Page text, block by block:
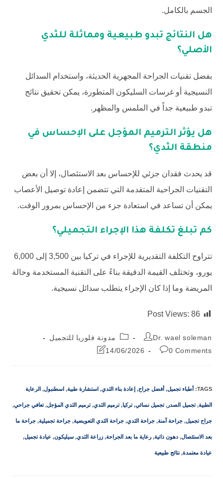
الجسم بالكامل.
هل النتائج تبدو طبيعية ومماثلة للثدي
الأصلي؟
بفضل تقنيات الجراحة المجهرية الحديثة، واستخدام السدائل
النسيجية أو غرسات السليكون المتطورة، يمكن تحقيق نتائج
تبدو طبيعية جداً في الملمس والمظهر.
هل يؤثر الترميم المؤجل على الإحساس في
منطقة الثدي؟
قد يحدث فقدان جزئي للإحساس بعد الاستئصال، إلا أن بعض
التقنيات الجراحية المتقدمة التي تتضمن إعادة توصيل الأعصاب
يمكن أن تساعد في استعادة جزء من الإحساس بمرور الوقت.
كم تبلغ تكلفة هذا الإجراء التجميلي؟
تتراوح التكلفة التقديرية للإجراء في تركيا بين 3,500 إلى 6,000
يورو، وتختلف القيمة الدقيقة بناءً على التقنية المستخدمة وحالة
المريضة وما إذا كان الإجراء يتطلب سدائل نسيجية.
Post Views: 86
Dr. wael soleman
مدونة فلوريا للتجميل
0 Comments
14/06/2026
TAGS
:أطباء تجميل, أفضل جراح, إعادة بناء الثدي, استشارة طبية, اسطنبول, الرعاية
الطبية, تجميل الصدر, تجميل نسائي, تركيا, ترميم الثدي, ترميم الثدي المؤجل, تعافي جراحي,
جراح تجميل, جراحة آمنة, جراحة الثدي, جراحة الثدي التعويضية, جراحة تجميلية, جراحة ما
بعد الاستئصال, دهون ذاتية, رعاية ما بعد الجراحة, زراعة الثدي, سيليكون, عيادة تجميل,
عيادة معتمدة, نتائج طبيعية